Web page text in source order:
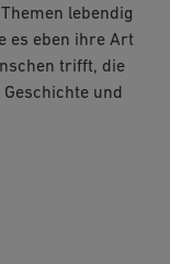
lebendig
es eben ihre Art
trifft, die
und